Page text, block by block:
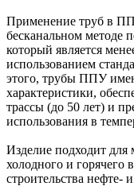
Применение труб в
бесканальном методе
который является
использованием
этого, трубы ППУ
характеристики,
трассы (до 50 лет) и
использования в
Изделие подходит для
холодного и горячего
строительства нефте-